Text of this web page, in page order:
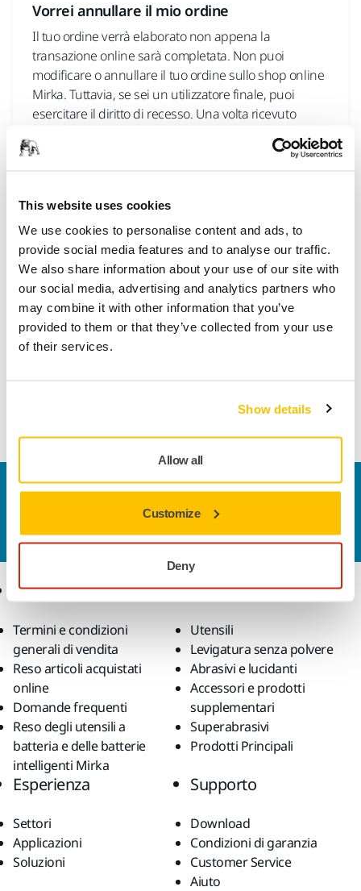
This website uses cookies
We use cookies to personalise content and ads, to
provide social media features and to analyse our traffic.
We also share information about your use of our site with
our social media, advertising and analytics partners who
may combine it with other information that you’ve
provided to them or that they’ve collected from your use
of their services.
Show details
Allow all
Customize
Deny
Vorrei annullare il mio ordine
Il tuo ordine verrà elaborato non appena la
transazione online sarà completata. Non puoi
modificare o annullare il tuo ordine sullo shop online
Mirka. Tuttavia, se sei un utilizzatore finale, puoi
esercitare il diritto di recesso. Una volta ricevuto
ECOMMERCE, IL TUO ORDINE
Quanto tempo ci vuole per ottenere un
rimborso?
Effettueremo il rimborso utilizzando lo stesso metodo
di pagamento che hai utilizzato per la transazione
originale; in ogni caso, non dovrai sostenere alcun
costo a seguito di questo rimborso. Potremmo
trattenere il rimborso finché non avremo ricevuto
Contattaci
Vuoi saperne di più?Contattaci
esperti risponderà al più presto alle tue domande.
Ecommerce
Termini e condizioni
generali di vendita
Reso articoli acquistati
online
Domande frequenti
Reso degli utensili a
batteria e delle batterie
intelligenti Mirka
Prodotti
Utensili
Levigatura senza polvere
Abrasivi e lucidanti
Accessori e prodotti
supplementari
Superabrasivi
Prodotti Principali
Esperienza
Settori
Applicazioni
Soluzioni
Supporto
Download
Condizioni di garanzia
Customer Service
Aiuto